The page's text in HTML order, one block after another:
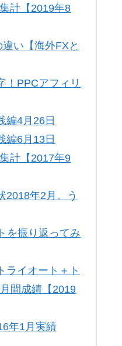
計【2019年8
い【海外FXと
！PPCアフィリ
編4月26日
編6月13日
計【2017年9
2018年2月。う
を振り返ってみ
ライオート＋ト
間成績【2019
年1月実績